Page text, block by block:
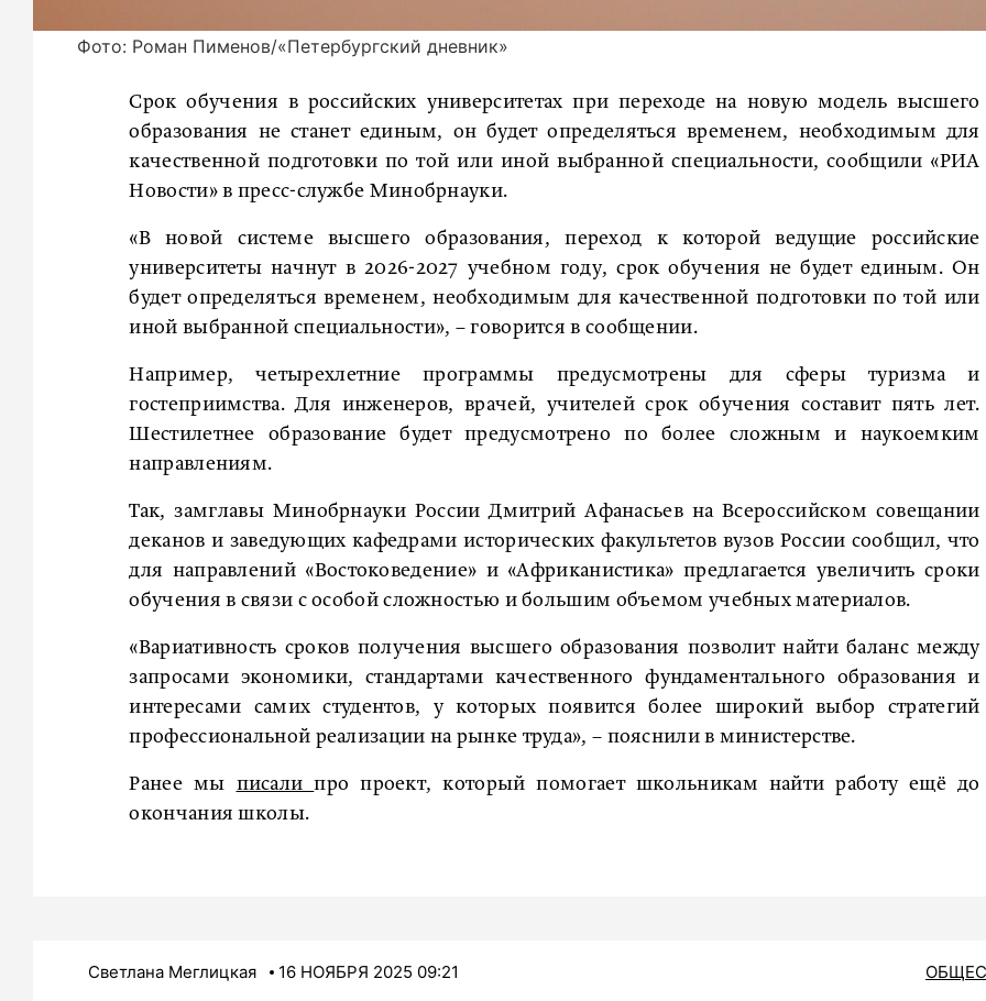
Фото: Роман Пименов/«Петербургский дневник»
Срок обучения в российских университетах при переходе на новую модель высшего
образования не станет единым, он будет определяться временем, необходимым для
качественной подготовки по той или иной выбранной специальности, сообщили «РИА
Новости» в пресс-службе Минобрнауки.
«В новой системе высшего образования, переход к которой ведущие российские
университеты начнут в 2026-2027 учебном году, срок обучения не будет единым. Он
будет определяться временем, необходимым для качественной подготовки по той или
иной выбранной специальности», – говорится в сообщении.
Например, четырехлетние программы предусмотрены для сферы туризма и
гостеприимства. Для инженеров, врачей, учителей срок обучения составит пять лет.
Шестилетнее образование будет предусмотрено по более сложным и наукоемким
направлениям.
Так, замглавы Минобрнауки России Дмитрий Афанасьев на Всероссийском совещании
деканов и заведующих кафедрами исторических факультетов вузов России сообщил, что
для направлений «Востоковедение» и «Африканистика» предлагается увеличить сроки
обучения в связи с особой сложностью и большим объемом учебных материалов.
«Вариативность сроков получения высшего образования позволит найти баланс между
запросами экономики, стандартами качественного фундаментального образования и
интересами самих студентов, у которых появится более широкий выбор стратегий
профессиональной реализации на рынке труда», – пояснили в министерстве.
Ранее мы писалипро проект, который помогает школьникам найти работу ещё до
окончания школы.
Светлана Меглицкая 16 НОЯБРЯ 2025 09:21